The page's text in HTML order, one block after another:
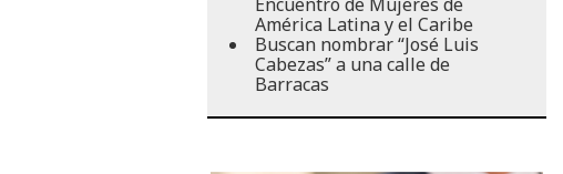
América Latina y el Caribe
Buscan nombrar “José Luis
Cabezas” a una calle de
Barracas